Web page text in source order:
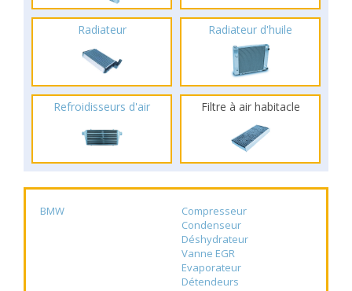
Radiateur Radiateur d'huile
Refroidisseurs d'air Filtre à air habitacle
BMW
Compresseur
Condenseur
Déshydrateur
Vanne EGR
Evaporateur
Détendeurs